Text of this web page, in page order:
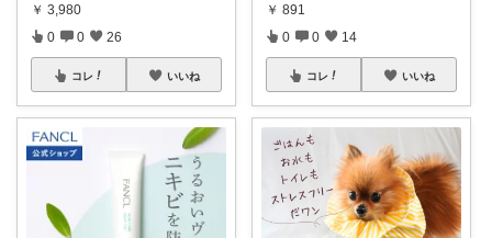
￥ 3,980
0 0 26
コレ いいね
￥ 891
0 0 14
コレ いいね